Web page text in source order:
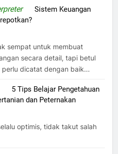
onSistem Keuangan
sempat untuk membuat
secara detail, tapi betul
perlu dicatat dengan baik...
5 Tips Belajar Pengetahuan
dan Peternakan
optimis, tidak takut salah